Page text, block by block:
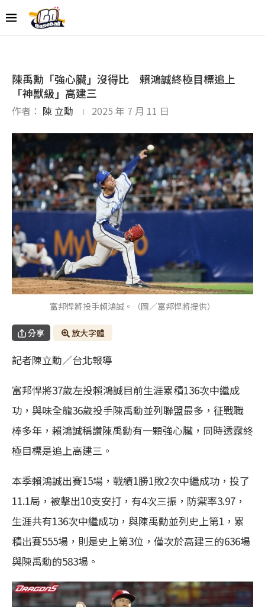
陳禹勳「強心臟」沒得比 賴鴻誠終極目標追上
「神獸級」高建三
作者： 陳 立勳 2025 年 7 月 11 日
富邦悍將投手賴鴻誠。（圖／富邦悍將提供）
分享 放大字體
記者陳立勳／台北報導
富邦悍將37歲左投賴鴻誠目前生涯累積136次中繼成
功，與味全龍36歲投手陳禹勳並列聯盟最多，征戰職
棒多年，賴鴻誠稱讚陳禹勳有一顆強心臟，同時透露終
極目標是追上高建三。
本季賴鴻誠出賽15場，戰績1勝1敗2次中繼成功，投了
11.1局，被擊出10支安打，有4次三振，防禦率3.97，
生涯共有136次中繼成功，與陳禹勳並列史上第1，累
積出賽555場，則是史上第3位，僅次於高建三的636場
與陳禹勳的583場。